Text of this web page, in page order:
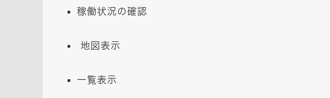
稼働状況の確認
地図表示
一覧表示